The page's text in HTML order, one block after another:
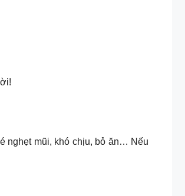
nghẹt mũi, khó chịu, bỏ ăn… Nếu